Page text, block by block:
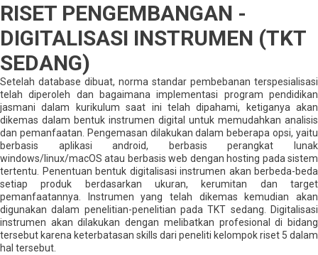
RISET PENGEMBANGAN -
DIGITALISASI INSTRUMEN (TKT
SEDANG)
Setelah database dibuat, norma standar pembebanan terspesialisasi
telah diperoleh dan bagaimana implementasi program pendidikan
jasmani dalam kurikulum saat ini telah dipahami, ketiganya akan
dikemas dalam bentuk instrumen digital untuk memudahkan analisis
dan pemanfaatan. Pengemasan dilakukan dalam beberapa opsi, yaitu
berbasis aplikasi android, berbasis perangkat lunak
windows/linux/macOS atau berbasis web dengan hosting pada sistem
tertentu. Penentuan bentuk digitalisasi instrumen akan berbeda-beda
setiap produk berdasarkan ukuran, kerumitan dan target
pemanfaatannya. Instrumen yang telah dikemas kemudian akan
digunakan dalam penelitian-penelitian pada TKT sedang. Digitalisasi
instrumen akan dilakukan dengan melibatkan profesional di bidang
tersebut karena keterbatasan skills dari peneliti kelompok riset 5 dalam
hal tersebut.